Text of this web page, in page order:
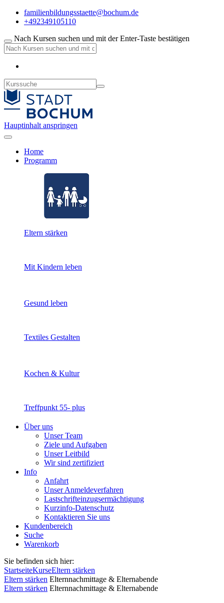
familienbildungsstaette@bochum.de
+492349105110
Nach Kursen suchen und mit der Enter-Taste bestätigen
Hauptinhalt anspringen
Home
Programm
Eltern stärken
Mit Kindern leben
Gesund leben
Textiles Gestalten
Kochen & Kultur
Treffpunkt 55- plus
Über uns
Unser Team
Ziele und Aufgaben
Unser Leitbild
Wir sind zertifiziert
Info
Anfahrt
Unser Anmeldeverfahren
Lastschrifteinzugsermächtigung
Kurzinfo-Datenschutz
Kontaktieren Sie uns
Kundenbereich
Suche
Warenkorb
Sie befinden sich hier:
StartseiteKurseEltern stärken
Eltern stärken Elternnachmittage & Elternabende
Eltern stärken Elternnachmittage & Elternabende